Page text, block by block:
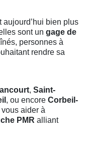
aujourd’hui bien plus
sont un gage de
personnes à
rendre sa
, Saint-
, ou encore Corbeil-
aider à
PMR alliant